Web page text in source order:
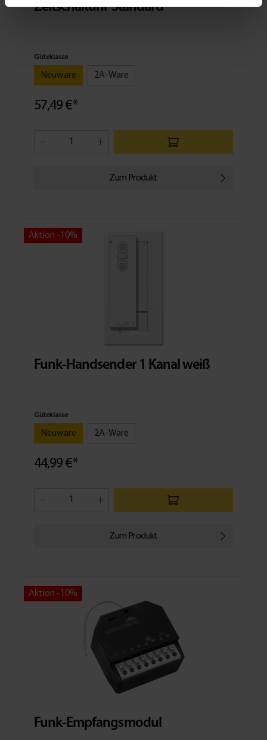
Zeitschaltuhr Standard
Güteklasse
Neuware 2A-Ware
57,49 €*
Zum Produkt
Aktion -10%
Funk-Handsender 1 Kanal weiß
Güteklasse
Neuware 2A-Ware
44,99 €*
Zum Produkt
Aktion -10%
Funk-Empfangsmodul